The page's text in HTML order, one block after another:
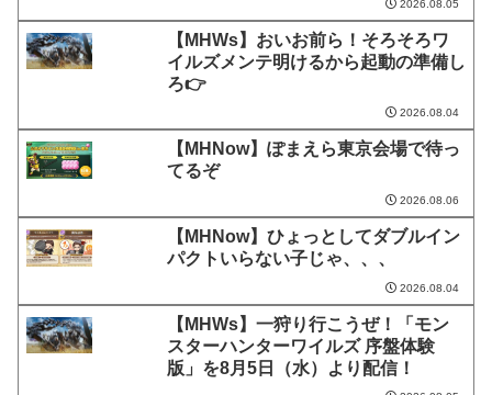
2026.08.05
【MHWs】おいお前ら！そろそろワ
イルズメンテ明けるから起動の準備し
ろ👉
2026.08.04
【MHNow】ぽまえら東京会場で待っ
てるぞ
2026.08.06
【MHNow】ひょっとしてダブルイン
パクトいらない子じゃ、、、
2026.08.04
【MHWs】一狩り行こうぜ！「モン
スターハンターワイルズ 序盤体験
版」を8月5日（水）より配信！